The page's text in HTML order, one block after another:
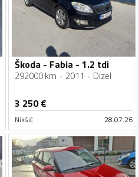
Škoda - Fabia - 1.2 tdi
292000 km 2011 Dizel
3 250€
Nikšić 28.07.26